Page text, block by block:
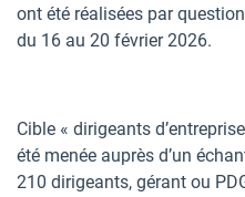
ont été réalisées par
du 16 au 20 février 2026.
Cible « dirigeants
été menée auprès d’un
210 dirigeants, gérant ou